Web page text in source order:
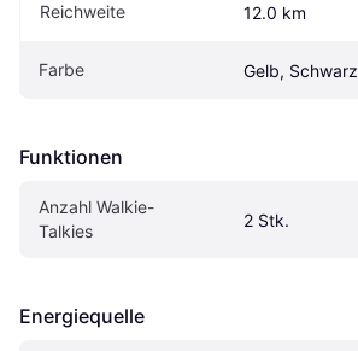
Reichweite 12.0 km
Farbe Gelb, Schwarz
Funktionen
Anzahl Walkie-
Talkies
2 Stk.
Energiequelle